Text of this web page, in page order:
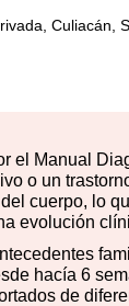
Culiacán,
el Manual
o un
cuerpo, lo
evolución
hacía 6
de